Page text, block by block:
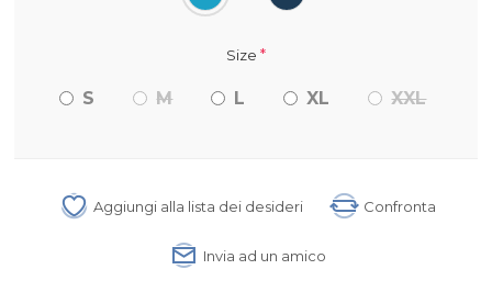
Size *
S M L XL XXL
Aggiungi alla lista dei desideri Confronta
Invia ad un amico